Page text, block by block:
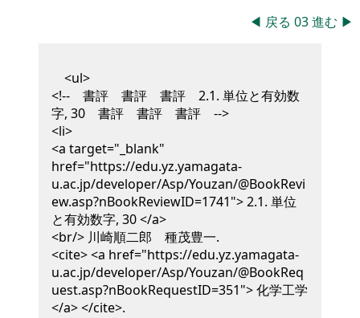
◀ 戻る 03進む ▶
<ul>
<!-- 書評 書評 書評 2.1. 単位と有効数
字, 30 書評 書評 書評 -->
<li>
<a target="_blank"
href="https://edu.yz.yamagata-
u.ac.jp/developer/Asp/Youzan/@BookRevi
ew.asp?nBookReviewID=1741"> 2.1. 単位
と有効数字, 30 </a>
<br/> 川崎順二郎 種茂豊一.
<cite> <a href="https://edu.yz.yamagata-
u.ac.jp/developer/Asp/Youzan/@BookReq
uest.asp?nBookRequestID=351"> 化学工学
</a> </cite>.